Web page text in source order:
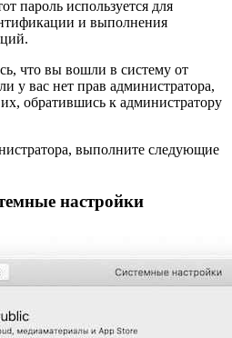
пароль используется для
и выполнения
что вы вошли в систему от
у вас нет прав администратора,
обратившись к администратору
выполните следующие
настройки